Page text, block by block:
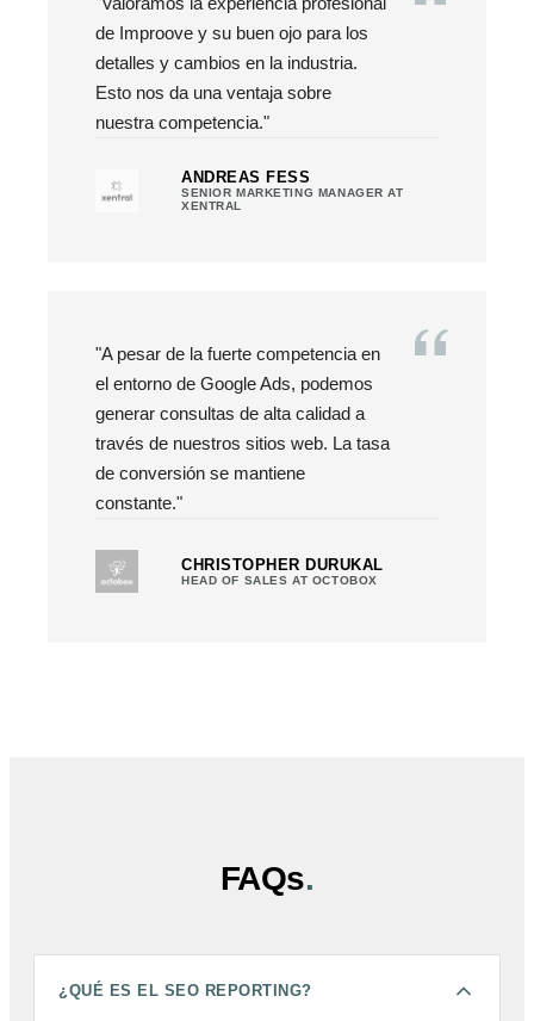
de Improove y su buen ojo para los
detalles y cambios en la industria.
Esto nos da una ventaja sobre
nuestra competencia."
ANDREAS FESS
SENIOR MARKETING MANAGER AT
XENTRAL
"A pesar de la fuerte competencia en
el entorno de Google Ads, podemos
generar consultas de alta calidad a
través de nuestros sitios web. La tasa
de conversión se mantiene
constante."
CHRISTOPHER DURUKAL
HEAD OF SALES AT OCTOBOX
FAQs.
¿QUÉ ES EL SEO REPORTING?